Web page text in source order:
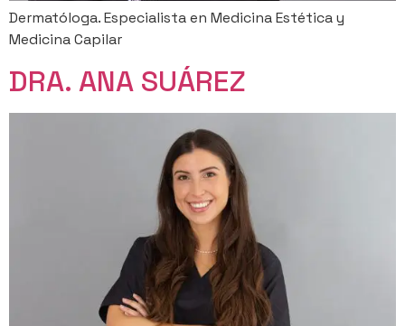
Dermatóloga. Especialista en Medicina Estética y
Medicina Capilar
DRA. ANA SUÁREZ